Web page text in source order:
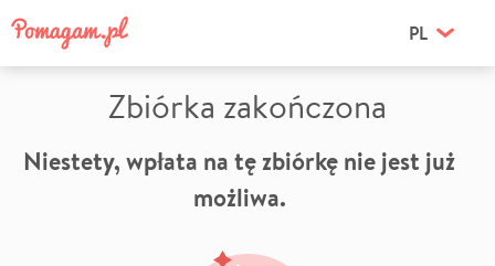
PL
Zbiórka zakończona
Niestety, wpłata na tę zbiórkę nie jest już
możliwa.